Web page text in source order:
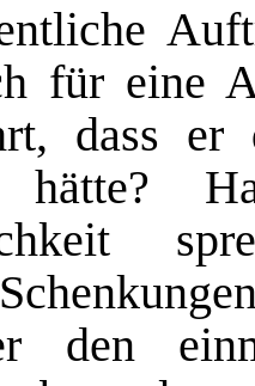
für eine
dass er
hätte?
den